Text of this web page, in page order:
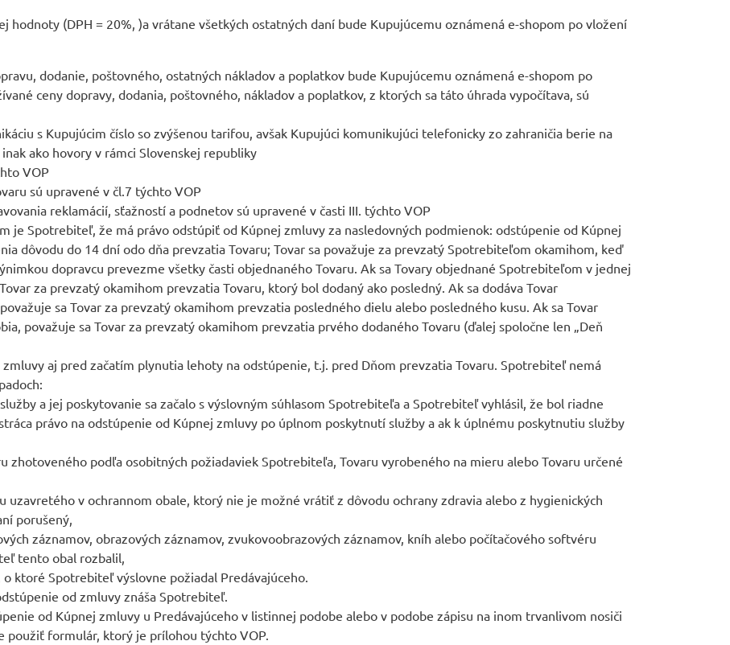
hodnoty (DPH = 20%, )a vrátane všetkých ostatných daní bude Kupujúcemu oznámená e-shopom po vložení
dodanie, poštovného, ostatných nákladov a poplatkov bude Kupujúcemu oznámená e-shopom po
ceny dopravy, dodania, poštovného, nákladov a poplatkov, z ktorých sa táto úhrada vypočítava, sú
s Kupujúcim číslo so zvýšenou tarifou, avšak Kupujúci komunikujúci telefonicky zo zahraničia berie na
ako hovory v rámci Slovenskej republiky
VOP
sú upravené v čl.7 týchto VOP
reklamácií, sťažností a podnetov sú upravené v časti III. týchto VOP
je Spotrebiteľ, že má právo odstúpiť od Kúpnej zmluvy za nasledovných podmienok: odstúpenie od Kúpnej
dôvodu do 14 dní odo dňa prevzatia Tovaru; Tovar sa považuje za prevzatý Spotrebiteľom okamihom, keď
dopravcu prevezme všetky časti objednaného Tovaru. Ak sa Tovary objednané Spotrebiteľom v jednej
za prevzatý okamihom prevzatia Tovaru, ktorý bol dodaný ako posledný. Ak sa dodáva Tovar
sa Tovar za prevzatý okamihom prevzatia posledného dielu alebo posledného kusu. Ak sa Tovar
považuje sa Tovar za prevzatý okamihom prevzatia prvého dodaného Tovaru (ďalej spoločne len „Deň
aj pred začatím plynutia lehoty na odstúpenie, t.j. pred Dňom prevzatia Tovaru. Spotrebiteľ nemá
a jej poskytovanie sa začalo s výslovným súhlasom Spotrebiteľa a Spotrebiteľ vyhlásil, že bol riadne
právo na odstúpenie od Kúpnej zmluvy po úplnom poskytnutí služby a ak k úplnému poskytnutiu služby
zhotoveného podľa osobitných požiadaviek Spotrebiteľa, Tovaru vyrobeného na mieru alebo Tovaru určené
uzavretého v ochrannom obale, ktorý nie je možné vrátiť z dôvodu ochrany zdravia alebo z hygienických
porušený,
záznamov, obrazových záznamov, zvukovoobrazových záznamov, kníh alebo počítačového softvéru
tento obal rozbalil,
ktoré Spotrebiteľ výslovne požiadal Predávajúceho.
od zmluvy znáša Spotrebiteľ.
od Kúpnej zmluvy u Predávajúceho v listinnej podobe alebo v podobe zápisu na inom trvanlivom nosiči
použiť formulár, ktorý je prílohou týchto VOP.